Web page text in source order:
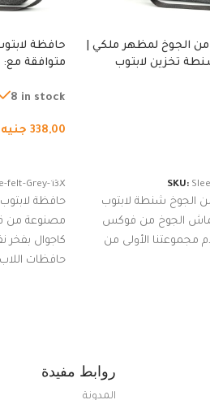
الجوخ لمظهر ملكي |
تخزين لابتوب
نوت بوك والتابلت،
SKU:
الجوخ شنطة لابتوب
الجوخ من فوكس
مجموعتنا الأولى من
حافظة
متوافقة
من الجوخ
8 in stock
338,00 جنيه
felt-Grey-13X
حافظة
مصنوعة من
كاجوال بفخر
حافظات اللاب
روابط مفيدة
المدونة